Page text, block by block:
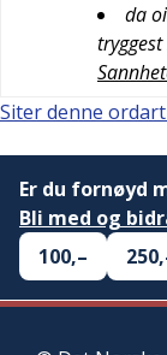
da
Siter denne
Er du fornøyd
Bli med og
100,–